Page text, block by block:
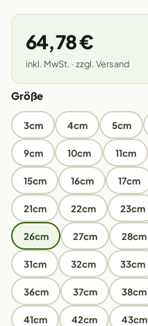
64,78 €
inkl. MwSt. · zzgl. Versand
Größe
3cm 4cm 5cm
9cm 10cm 11cm
15cm 16cm 17cm
21cm 22cm 23cm
26cm 27cm 28cm
31cm 32cm 33cm
36cm 37cm 38cm
41cm 42cm 43cm